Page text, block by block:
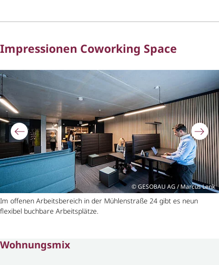
Impressionen Coworking Space
Bildergalerie überspringen
GESOBAU AG / Marcus Lenk
Im offenen Arbeitsbereich in der Mühlenstraße 24 gibt es neun
flexibel buchbare Arbeitsplätze.
Wohnungsmix